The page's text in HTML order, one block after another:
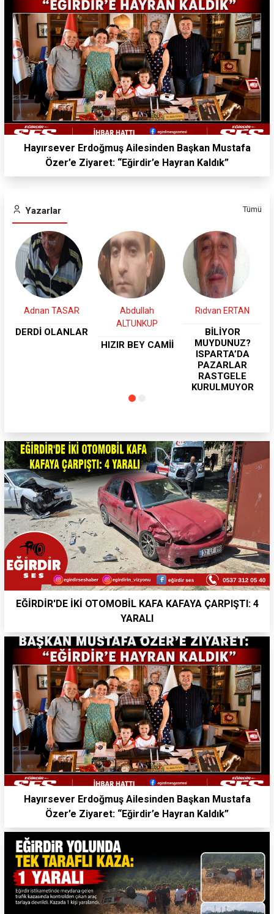
Hayırsever Erdoğmuş Ailesinden Başkan Mustafa
Özer’e Ziyaret: “Eğirdir’e Hayran Kaldık”
Yazarlar Tümü
Abdullah
Rıdvan ERTAN
MUYDUNUZ?
Ahmet YETKİN
Kul hakkı var
da,göl hakkı
yokmu?
EĞİRDİR'DE İKİ OTOMOBİL KAFA KAFAYA ÇARPIŞTI: 4
YARALI
Hayırsever Erdoğmuş Ailesinden Başkan Mustafa
Özer’e Ziyaret: “Eğirdir’e Hayran Kaldık”